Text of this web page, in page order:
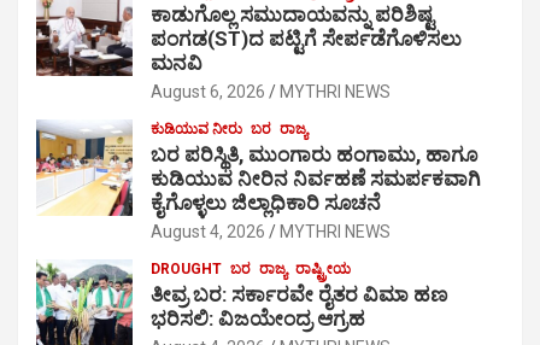
ಕಾಡುಗೊಲ್ಲ ಸಮುದಾಯವನ್ನು ಪರಿಶಿಷ್ಟ
ಪಂಗಡ(ST)ದ ಪಟ್ಟಿಗೆ ಸೇರ್ಪಡೆಗೊಳಿಸಲು
ಮನವಿ
August 6, 2026 MYTHRI NEWS
ಕುಡಿಯುವ ನೀರು ಬರ ರಾಜ್ಯ
ಬರ ಪರಿಸ್ಥಿತಿ, ಮುಂಗಾರು ಹಂಗಾಮು, ಹಾಗೂ
ಕುಡಿಯುವ ನೀರಿನ ನಿರ್ವಹಣೆ ಸಮರ್ಪಕವಾಗಿ
ಕೈಗೊಳ್ಳಲು ಜಿಲ್ಲಾಧಿಕಾರಿ ಸೂಚನೆ
August 4, 2026 MYTHRI NEWS
DROUGHT ಬರ ರಾಜ್ಯ ರಾಷ್ಟ್ರೀಯ
ತೀವ್ರ ಬರ: ಸರ್ಕಾರವೇ ರೈತರ ವಿಮಾ ಹಣ
ಭರಿಸಲಿ: ವಿಜಯೇಂದ್ರ ಆಗ್ರಹ